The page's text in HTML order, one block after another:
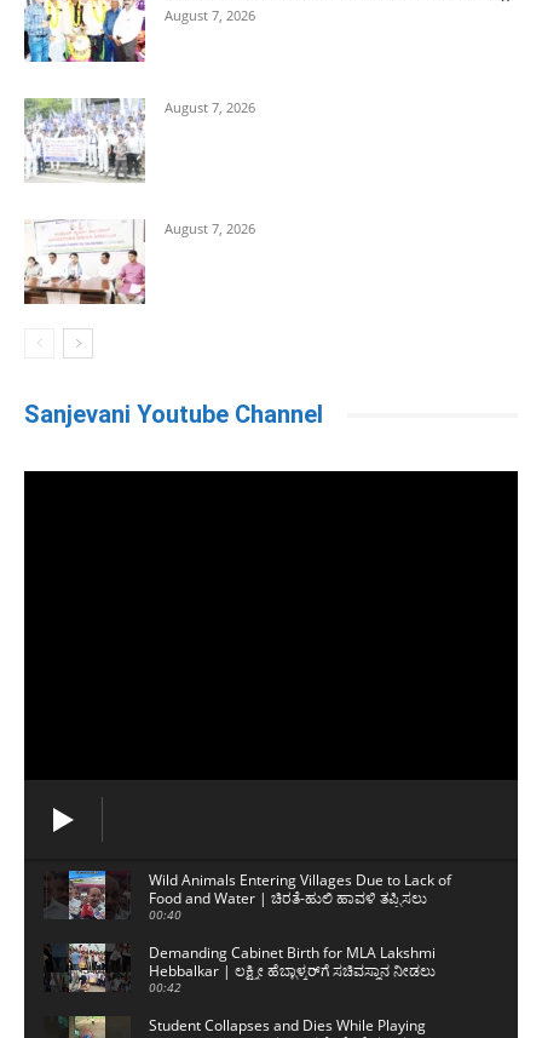
August 7, 2026
August 7, 2026
August 7, 2026
Sanjevani Youtube Channel
Wild Animals Entering Villages Due to Lack of
Food and Water | ಚಿರತೆ-ಹುಲಿ ಹಾವಳಿ ತಪ್ಪಿಸಲು
ಸಾಧ್ಯವಿಲ್ಲ
00:40
Demanding Cabinet Birth for MLA Lakshmi
Hebbalkar | ಲಕ್ಷ್ಮೀ ಹೆಬ್ಬಾಳ್ಕರ್‌ಗೆ ಸಚಿವಸ್ಥಾನ ನೀಡಲು
ಒತ್ತಾಯ
00:42
Student Collapses and Dies While Playing